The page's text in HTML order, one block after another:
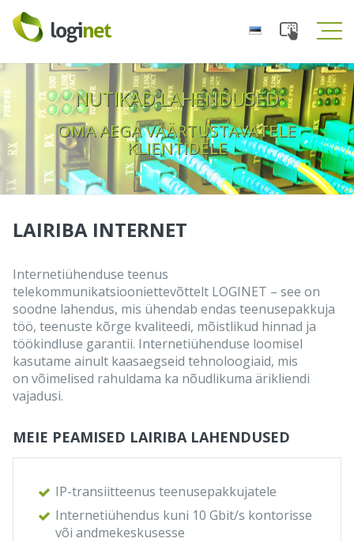
Toggle
NUTIKAD LAHENDUSED
OMA AEGA VÄÄRTUSTAVATELE
KLIENTIDELE
LAIRIBA INTERNET
Internetiühenduse teenus
telekommunikatsiooniettevõttelt LOGINET – see on
soodne lahendus, mis ühendab endas teenusepakkuja
töö, teenuste kõrge kvaliteedi, mõistlikud hinnad ja
töökindluse garantii. Internetiühenduse loomisel
kasutame ainult kaasaegseid tehnoloogiaid, mis
on võimelised rahuldama ka nõudlikuma ärikliendi
vajadusi.
MEIE PEAMISED LAIRIBA LAHENDUSED
IP-transiitteenus teenusepakkujatele
Internetiühendus kuni 10 Gbit/s kontorisse
või andmekeskusesse